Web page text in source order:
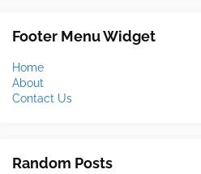
Footer Menu Widget
Home
About
Contact Us
Random Posts